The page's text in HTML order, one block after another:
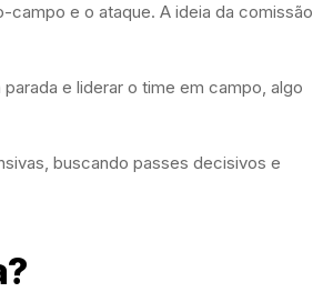
e o ataque. A ideia da comissão
e liderar o time em campo, algo
buscando passes decisivos e